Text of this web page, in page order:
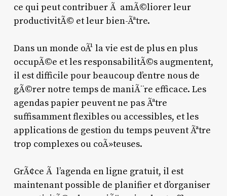
ce qui peut contribuer Ã amÃ©liorer leur
productivitÃ© et leur bien-Ãªtre.
Dans un monde oÃ¹ la vie est de plus en plus
occupÃ©e et les responsabilitÃ©s augmentent,
il est difficile pour beaucoup d’entre nous de
gÃ©rer notre temps de maniÃ¨re efficace. Les
agendas papier peuvent ne pas Ãªtre
suffisamment flexibles ou accessibles, et les
applications de gestion du temps peuvent Ãªtre
trop complexes ou coÃ»teuses.
GrÃ¢ce Ã l’agenda en ligne gratuit, il est
maintenant possible de planifier et d’organiser